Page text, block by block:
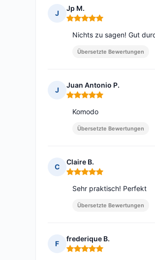
J
Jp M.
Hinweis: 5 von 5
Nichts zu sagen! Gut
Übersetzte Bewertungen
J
Juan Antonio P.
Hinweis: 5 von 5
Komodo
Übersetzte Bewertungen
C
Claire B.
Hinweis: 5 von 5
Sehr praktisch! Perfekt
Übersetzte Bewertungen
F
frederique B.
Hinweis: 5 von 5